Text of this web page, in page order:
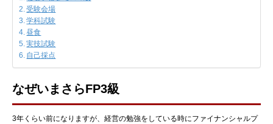
受験会場
学科試験
昼食
実技試験
自己採点
なぜいまさらFP3級
3年くらい前になりますが、経営の勉強をしている時にファイナンシャルプ